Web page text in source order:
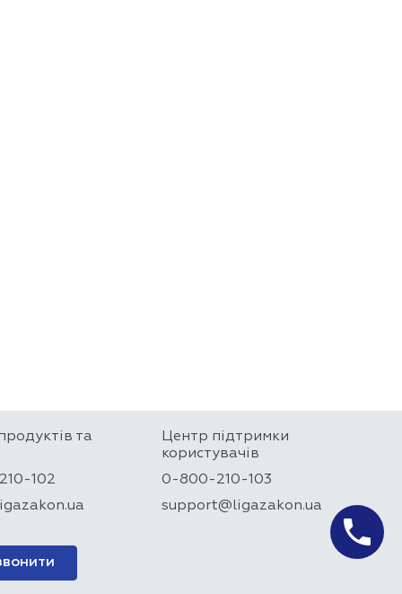
та
102
Центр підтримки
користувачів
0-800-210-103
support@ligazakon.ua